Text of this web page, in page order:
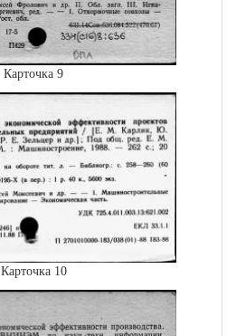
Карточка 9
Карточка 10